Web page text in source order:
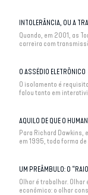
INTOLERÂNCIA, OU A
Quando, em 2001, as
carreira com
O ASSÉDIO ELETRÔNICO
O isolamento é
falou tanto em
AQUILO DE QUE O
Para Richard Dawkins,
em 1995, toda forma de
UM PREÂMBULO: O
Olhar é trabalhar.
econômico: o olhar